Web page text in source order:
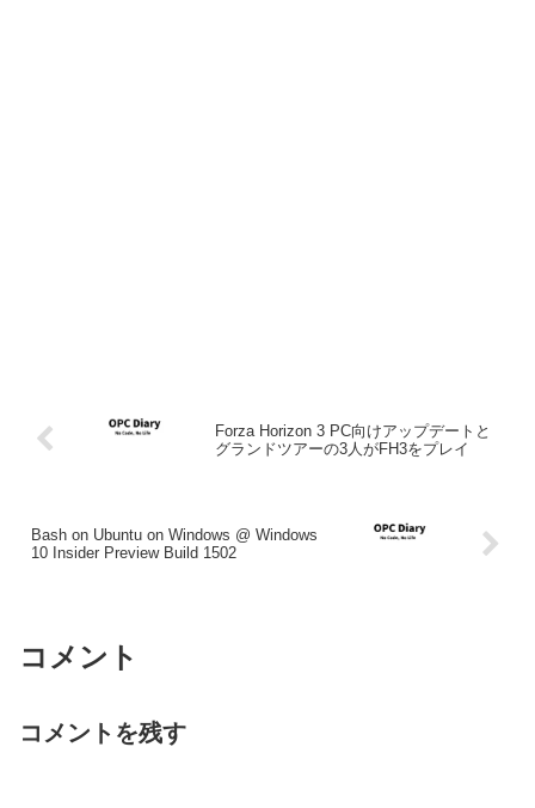
Forza Horizon 3 PC向けアップデートと
グランドツアーの3人がFH3をプレイ
Bash on Ubuntu on Windows @ Windows
10 Insider Preview Build 1502
コメント
コメントを残す